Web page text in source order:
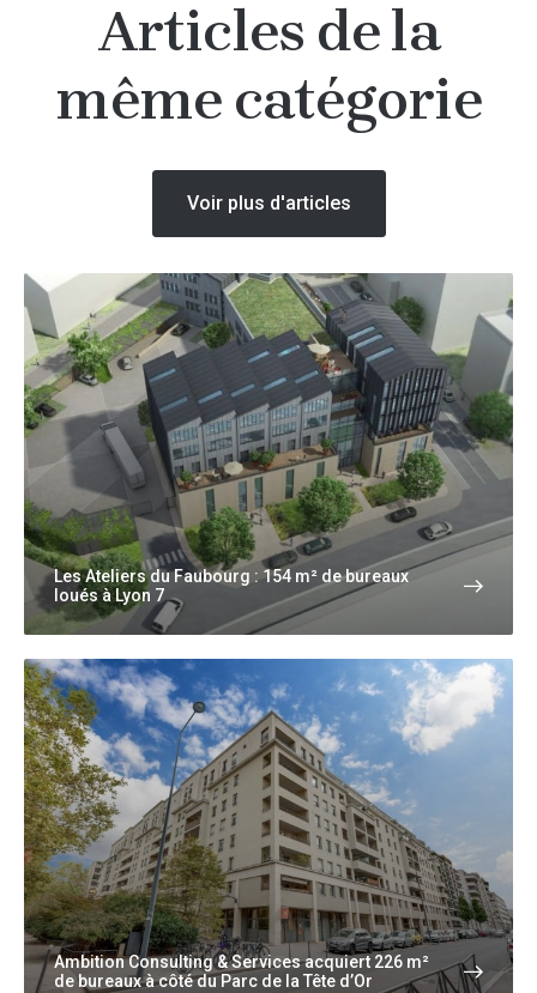
Articles de la
même catégorie
Voir plus d'articles
Les Ateliers du Faubourg : 154 m² de bureaux
loués à Lyon 7
Ambition Consulting & Services acquiert 226 m²
de bureaux à côté du Parc de la Tête d’Or